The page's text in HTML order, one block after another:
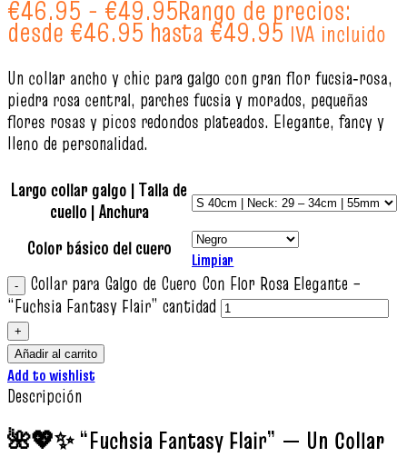
€46.95 - €49.95Rango de precios:
desde €46.95 hasta €49.95 IVA incluido
Un collar ancho y chic para galgo con gran flor fucsia‑rosa,
piedra rosa central, parches fucsia y morados, pequeñas
flores rosas y picos redondos plateados. Elegante, fancy y
lleno de personalidad.
Largo collar galgo | Talla de
cuello | Anchura
Color básico del cuero
Limpiar
Collar para Galgo de Cuero Con Flor Rosa Elegante –
“Fuchsia Fantasy Flair” cantidad
Añadir al carrito
Add to wishlist
Descripción
🌺💖✨ “Fuchsia Fantasy Flair” — Un Collar